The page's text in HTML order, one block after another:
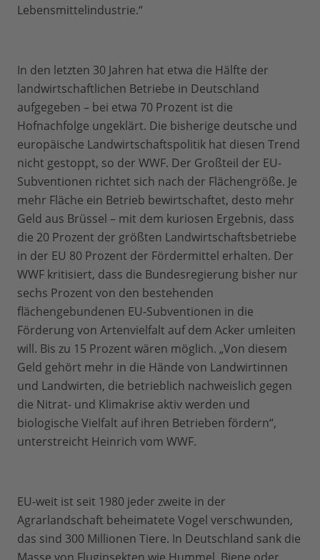
Lebensmittelindustrie.“
In den letzten 30 Jahren hat etwa die Hälfte der
landwirtschaftlichen Betriebe in Deutschland
aufgegeben – bei etwa 70 Prozent ist die
Hofnachfolge ungeklärt. Die bisherige deutsche und
europäische Landwirtschaftspolitik hat diesen Trend
nicht gestoppt, so der WWF. Der Großteil der EU-
Subventionen richtet sich nach der Flächengröße. Je
mehr Fläche ein Betrieb bewirtschaftet, desto mehr
Geld aus Brüssel – mit dem kuriosen Ergebnis, dass
die 20 Prozent der größten Landwirtschaftsbetriebe
in der EU 80 Prozent der Fördermittel erhalten. Der
WWF kritisiert, dass die Bundesregierung bisher nur
sechs Prozent von den bestehenden
flächengebundenen EU-Subventionen in die
Förderung von Artenvielfalt auf dem Acker umleiten
will. Bis zu 15 Prozent wären möglich. „Von diesem
Geld gehört mehr in die Hände von Landwirtinnen
und Landwirten, die betrieblich nachweislich gegen
die Nitrat- und Klimakrise aktiv werden und
biologische Vielfalt auf ihren Betrieben fördern“,
unterstreicht Heinrich vom WWF.
EU-weit ist seit 1980 jeder zweite in der
Agrarlandschaft beheimatete Vogel verschwunden,
das sind 300 Millionen Tiere. In Deutschland sank die